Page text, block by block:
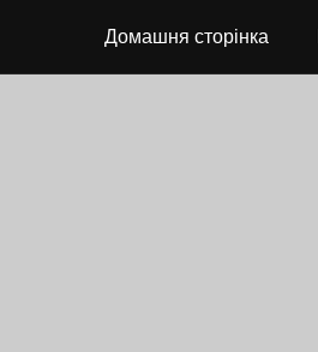
Домашня сторінка